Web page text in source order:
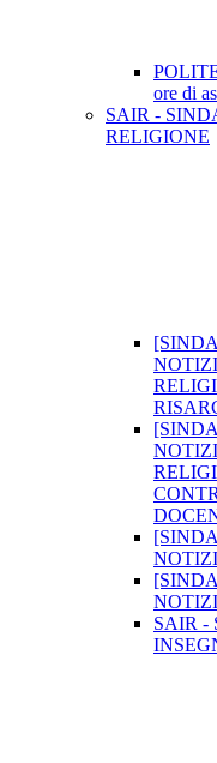
ore di
SAIR -
RELIGIONE
SAIR -